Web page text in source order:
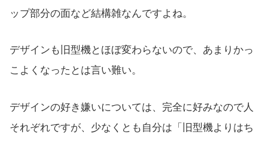
ップ部分の面など結構雑なんですよね。
デザインも旧型機とほぼ変わらないので、あまりかっ
こよくなったとは言い難い。
デザインの好き嫌いについては、完全に好みなので人
それぞれですが、少なくとも自分は「旧型機よりはち